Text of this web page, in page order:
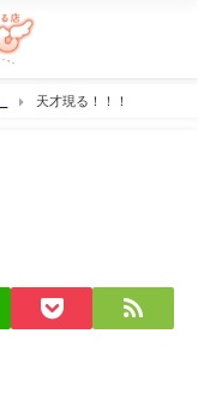
天才現る！！！